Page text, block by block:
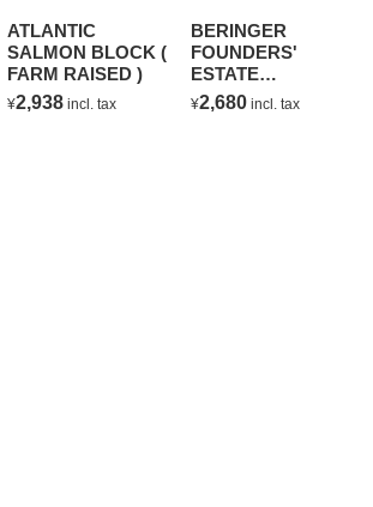
ATLANTIC
SALMON BLOCK (
FARM RAISED )
¥2,938 incl. tax
BERINGER
FOUNDERS'
ESTATE
CHARDONNAY
¥2,680 incl. tax